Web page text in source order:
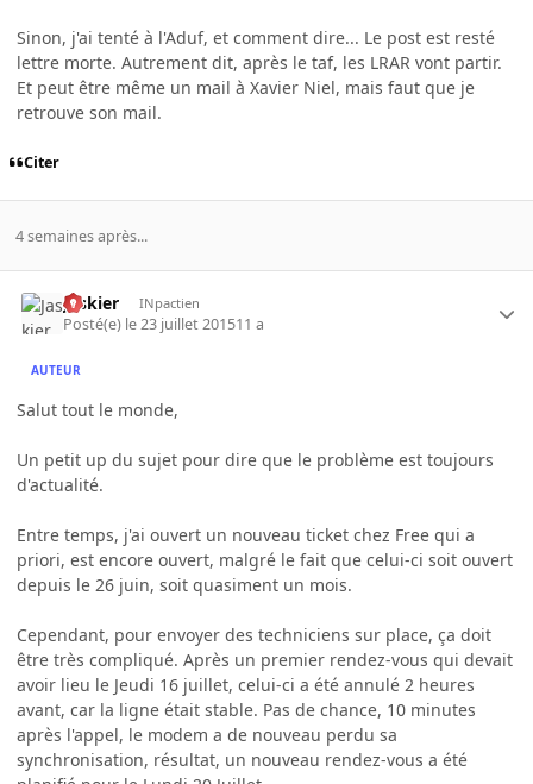
Sinon, j'ai tenté à l'Aduf, et comment dire... Le post est resté
lettre morte. Autrement dit, après le taf, les LRAR vont partir.
Et peut être même un mail à Xavier Niel, mais faut que je
retrouve son mail.
Citer
4 semaines après...
Jaskier INpactien
Posté(e) le 23 juillet 201511 a
AUTEUR
Salut tout le monde,
Un petit up du sujet pour dire que le problème est toujours
d'actualité.
Entre temps, j'ai ouvert un nouveau ticket chez Free qui a
priori, est encore ouvert, malgré le fait que celui-ci soit ouvert
depuis le 26 juin, soit quasiment un mois.
Cependant, pour envoyer des techniciens sur place, ça doit
être très compliqué. Après un premier rendez-vous qui devait
avoir lieu le Jeudi 16 juillet, celui-ci a été annulé 2 heures
avant, car la ligne était stable. Pas de chance, 10 minutes
après l'appel, le modem a de nouveau perdu sa
synchronisation, résultat, un nouveau rendez-vous a été